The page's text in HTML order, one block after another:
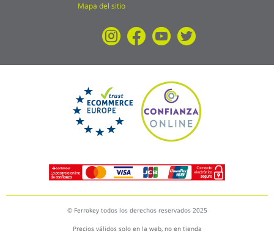
Mapa del sitio
© Ferrokey todos los derechos reservados 2025
Precios válidos solo en la web, no en tienda